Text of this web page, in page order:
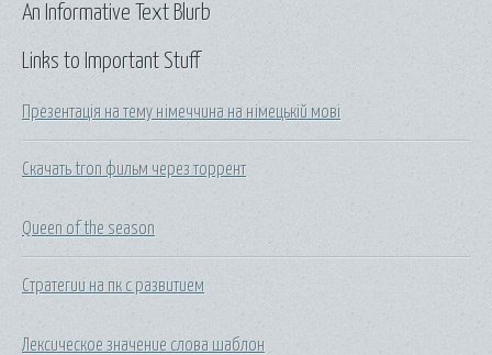
Links to Important Stuff
Презентація на тему німеччина на німецькій мові
Скачать tron фильм через торрент
Queen of the season
Стратегии на пк с развитием
Лексическое значение слова шаблон
An Informative Text Blurb